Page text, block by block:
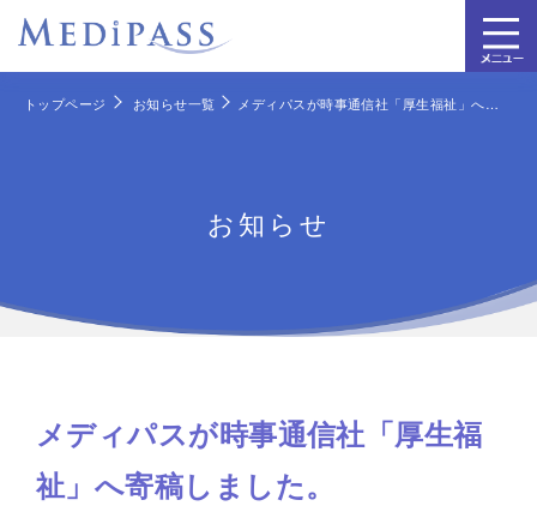
トップページ お知らせ一覧 メディパスが時事通信社「厚生福祉」へ寄稿しました。
お知らせ
メディパスが時事通信社「厚生福
祉」へ寄稿しました。